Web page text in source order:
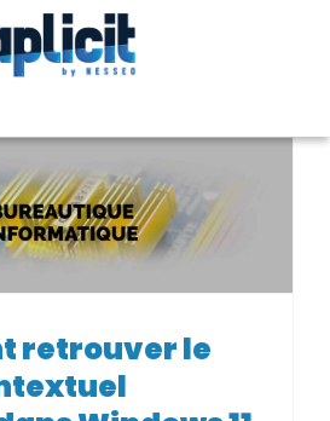
le menu
complet dans
11
retrouver le